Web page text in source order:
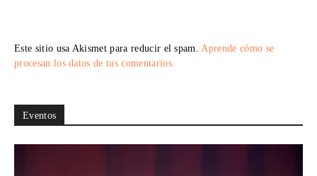
Este sitio usa Akismet para reducir el spam. Aprende cómo se
procesan los datos de tus comentarios.
Eventos